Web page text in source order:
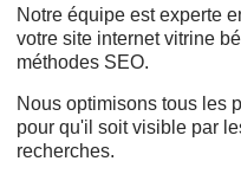
Notre équipe est experte
votre site internet vitrine
méthodes SEO.
Nous optimisons tous les
pour qu'il soit visible par
recherches.